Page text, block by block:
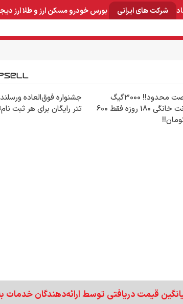
شرکت های ایرانی بورسخودرومسکنارز و طلاارز
⏳فرصت محدود!! 3000گیگ
اینترنت خانگی 180 روزه فقط 600
تتر رایگان برای هر ثبت
قیمت دریافتی توسط ارائه‌دهندگان خدمات